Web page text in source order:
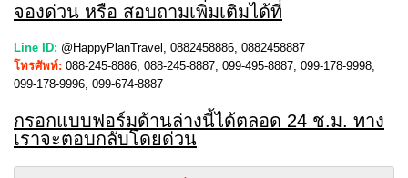
จองด่วน หรือ สอบถามเพิ่มเติมได้ที่
Line ID: @HappyPlanTravel, 0882458886, 0882458887
โทรศัพท์: 088-245-8886, 088-245-8887, 099-495-8887, 099-178-9998,
099-178-9996, 099-674-8887
กรอกแบบฟอร์มด้านล่างนี้ได้ตลอด 24 ช.ม. ทาง
เราจะตอบกลับโดยด่วน